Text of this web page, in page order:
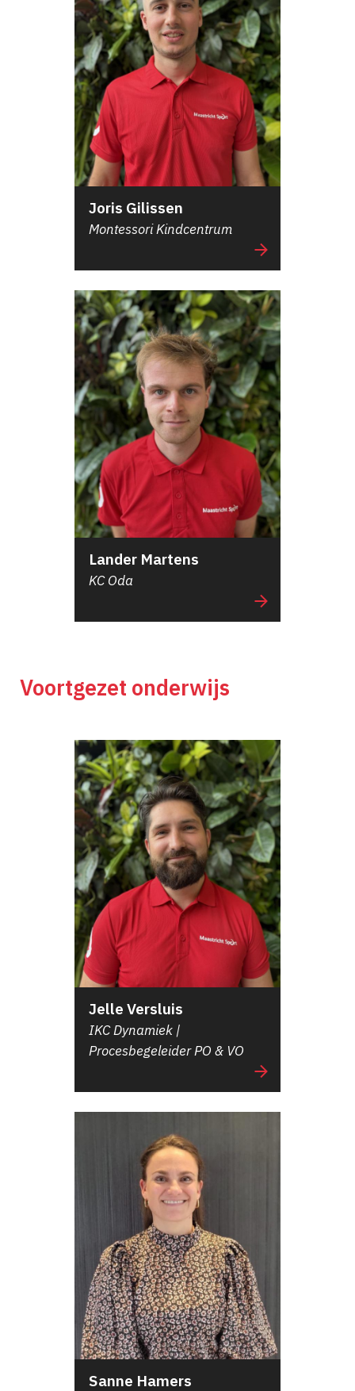
Joris Gilissen
Montessori Kindcentrum
Lander Martens
KC Oda
Voortgezet onderwijs
Jelle Versluis
IKC Dynamiek |
Procesbegeleider PO & VO
Sanne Hamers